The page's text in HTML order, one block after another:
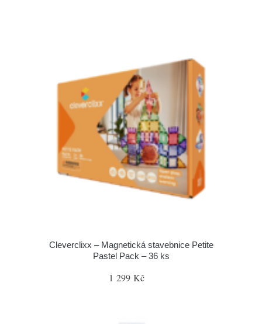
Cleverclixx – Magnetická stavebnice Petite
Pastel Pack – 36 ks
1 299 Kč